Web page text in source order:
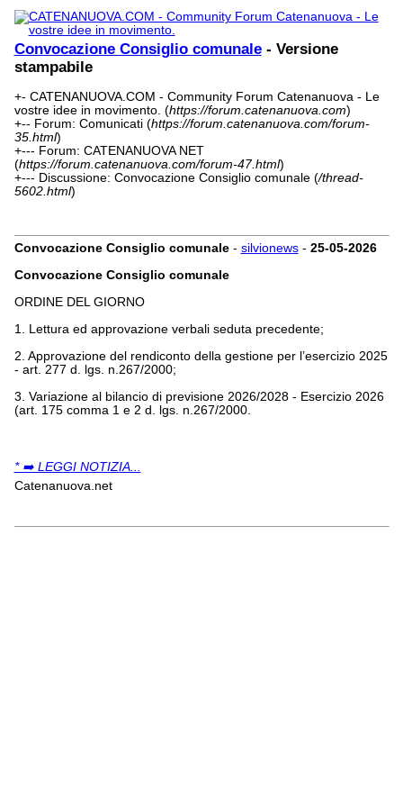
Convocazione Consiglio comunale- Versione
stampabile
+- CATENANUOVA.COM - Community Forum Catenanuova - Le
vostre idee in movimento. (https://forum.catenanuova.com)
+-- Forum: Comunicati (https://forum.catenanuova.com/forum-
35.html)
+--- Forum: CATENANUOVA NET
(https://forum.catenanuova.com/forum-47.html)
+--- Discussione: Convocazione Consiglio comunale (/thread-
5602.html)
Convocazione Consiglio comunale- silvionews- 25-05-2026
Convocazione Consiglio comunale
ORDINE DEL GIORNO
1. Lettura ed approvazione verbali seduta precedente;
2. Approvazione del rendiconto della gestione per l’esercizio 2025
- art. 277 d. lgs. n.267/2000;
3. Variazione al bilancio di previsione 2026/2028 - Esercizio 2026
(art. 175 comma 1 e 2 d. lgs. n.267/2000.
* ➡️ LEGGI NOTIZIA...
Catenanuova.net